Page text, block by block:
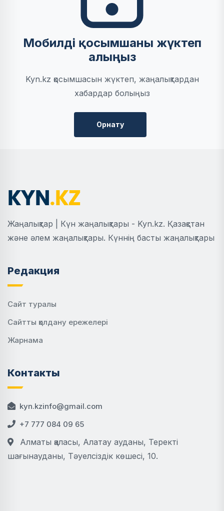
Мобилді қосымшаны жүктеп
алыңыз
Kyn.kz қосымшасын жүктеп, жаңалықтардан
хабардар болыңыз
Орнату
Жаңалықтар | Күн жаңалықтары - Kyn.kz. Қазақстан
және әлем жаңалықтары. Күннің басты жаңалықтары
Редакция
Сайт туралы
Сайтты қолдану ережелері
Жарнама
Контакты
kyn.kzinfo@gmail.com
+7 777 084 09 65
Алматы қаласы, Алатау ауданы, Теректі
шағынауданы, Тәуелсіздік көшесі, 10.